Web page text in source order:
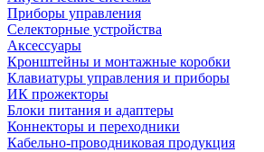
Приборы управления
Селекторные устройства
Аксессуары
Кронштейны и монтажные коробки
Клавиатуры управления и приборы
ИК прожекторы
Блоки питания и адаптеры
Коннекторы и переходники
Кабельно-проводниковая продукция